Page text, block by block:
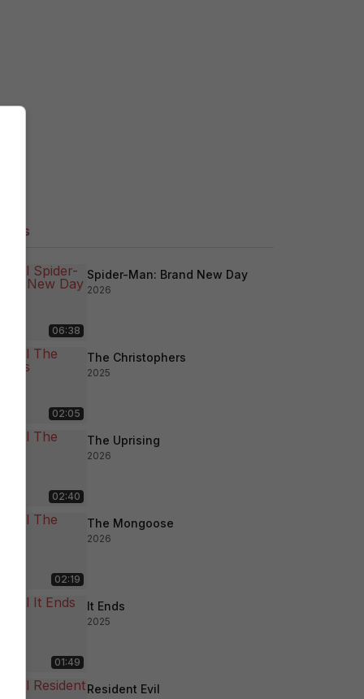
06:38
Spider-Man: Brand New Day
2026
02:05
The Christophers
2025
02:40
The Uprising
2026
02:19
The Mongoose
2026
01:49
It Ends
2025
Resident Evil